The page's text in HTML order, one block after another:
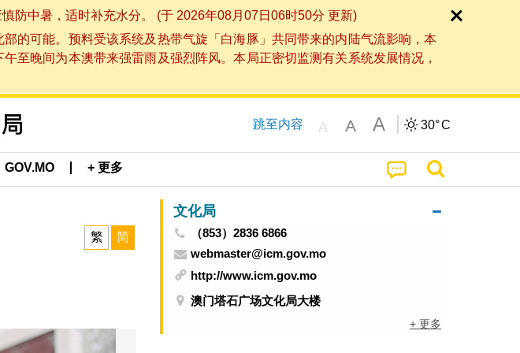
防中暑，适时补充水分。 (于 2026年08月07日06时50分 更新)
的可能。预料受该系统及热带气旋「白海豚」共同带来的内陆气流影响，本
至晚间为本澳带来强雷雨及强烈阵风。本局正密切监测有关系统发展情况，
跳至内容 A A A 30°C
GOV.MO + 更多
繁 简
文化局
（853）2836 6866
webmaster@icm.gov.mo
http://www.icm.gov.mo
澳门塔石广场文化局大楼
+ 更多